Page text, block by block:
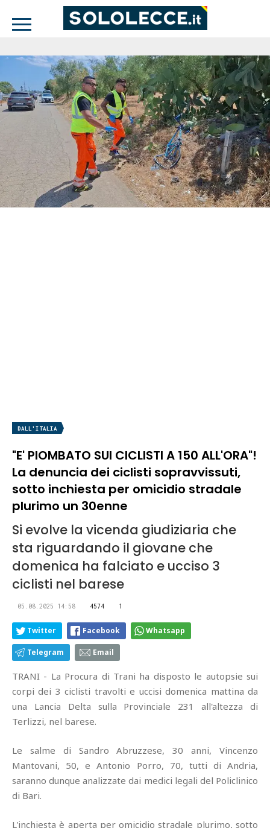
DALL'ITALIA
"E' PIOMBATO SUI CICLISTI A 150 ALL'ORA"!
La denuncia dei ciclisti sopravvissuti,
sotto inchiesta per omicidio stradale
plurimo un 30enne
Si evolve la vicenda giudiziaria che
sta riguardando il giovane che
domenica ha falciato e ucciso 3
ciclisti nel barese
05.08.2025 14:58 4574 1
Twitter Facebook Whatsapp
Telegram Email
TRANI - La Procura di Trani ha disposto le autopsie sui
corpi dei 3 ciclisti travolti e uccisi domenica mattina da
una Lancia Delta sulla Provinciale 231 all'altezza di
Terlizzi, nel barese.
Le salme di Sandro Abruzzese, 30 anni, Vincenzo
Mantovani, 50, e Antonio Porro, 70, tutti di Andria,
saranno dunque analizzate dai medici legali del Policlinico
di Bari.
L'inchiesta è aperta per omicidio stradale plurimo, sotto